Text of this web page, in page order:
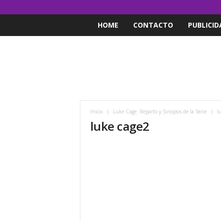
HOME CONTACTO
Inicio Luke Cage: Reparto y Sinopsis de la Serie
luke cage2